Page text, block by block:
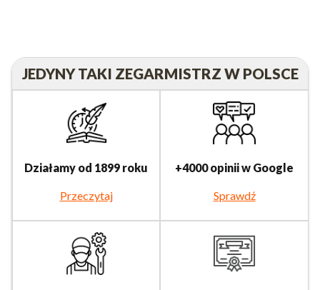
JEDYNY TAKI ZEGARMISTRZ W POLSCE
Działamy od 1899 roku
Przeczytaj
+4000 opinii w Google
Sprawdź